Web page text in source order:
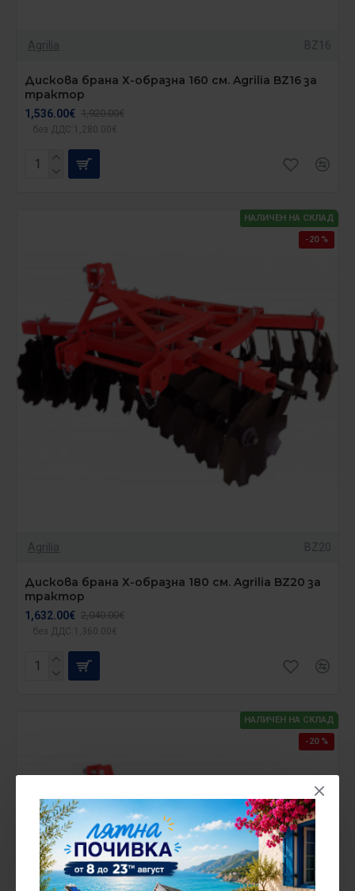
Agrilia BZ16
Дискова брана Х-образна 160 см. Agrilia BZ16 за
трактор
1,536.00€ 1,920.00€
без ДДС:1,280.00€
НАЛИЧЕН НА СКЛАД
-20 %
Agrilia BZ20
Дискова брана Х-образна 180 см. Agrilia BZ20 за
трактор
1,632.00€ 2,040.00€
без ДДС:1,360.00€
НАЛИЧЕН НА СКЛАД
-20 %